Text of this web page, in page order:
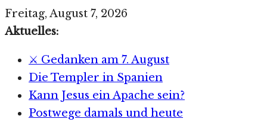
Zum
Inhalt
Freitag, August 7, 2026
Aktuelles:
⚔️ Gedanken am 7. August
Die Templer in Spanien
Kann Jesus ein Apache sein?
Postwege damals und heute